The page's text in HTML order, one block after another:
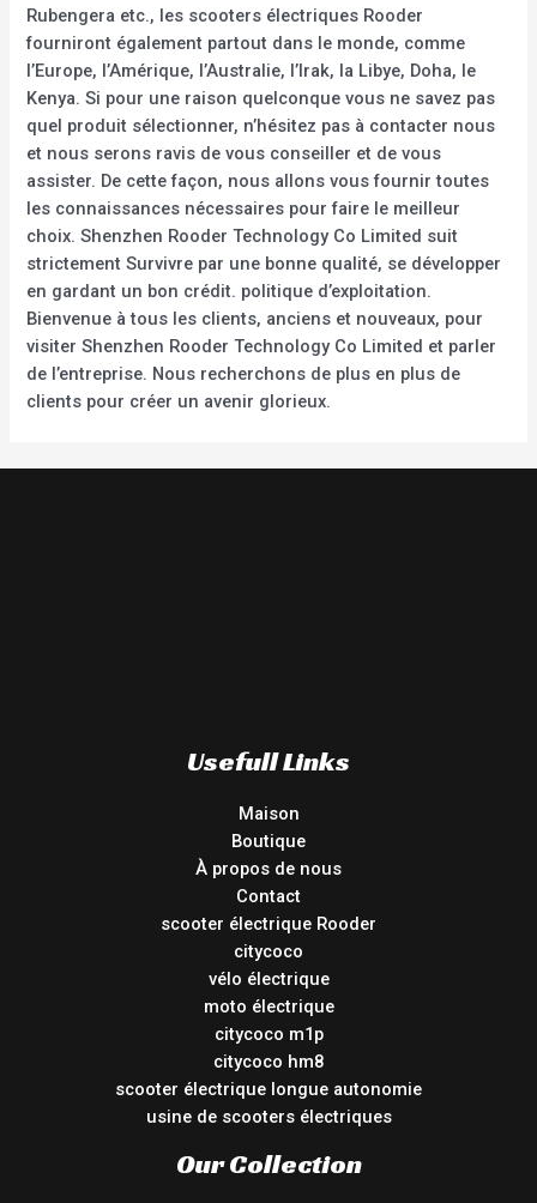
Rubengera etc., les scooters électriques Rooder
fourniront également partout dans le monde, comme
l’Europe, l’Amérique, l’Australie, l’Irak, la Libye, Doha, le
Kenya. Si pour une raison quelconque vous ne savez pas
quel produit sélectionner, n’hésitez pas à contacter nous
et nous serons ravis de vous conseiller et de vous
assister. De cette façon, nous allons vous fournir toutes
les connaissances nécessaires pour faire le meilleur
choix. Shenzhen Rooder Technology Co Limited suit
strictement Survivre par une bonne qualité, se développer
en gardant un bon crédit. politique d’exploitation.
Bienvenue à tous les clients, anciens et nouveaux, pour
visiter Shenzhen Rooder Technology Co Limited et parler
de l’entreprise. Nous recherchons de plus en plus de
clients pour créer un avenir glorieux.
Usefull Links
Maison
Boutique
À propos de nous
Contact
scooter électrique Rooder
citycoco
vélo électrique
moto électrique
citycoco m1p
citycoco hm8
scooter électrique longue autonomie
usine de scooters électriques
Our Collection